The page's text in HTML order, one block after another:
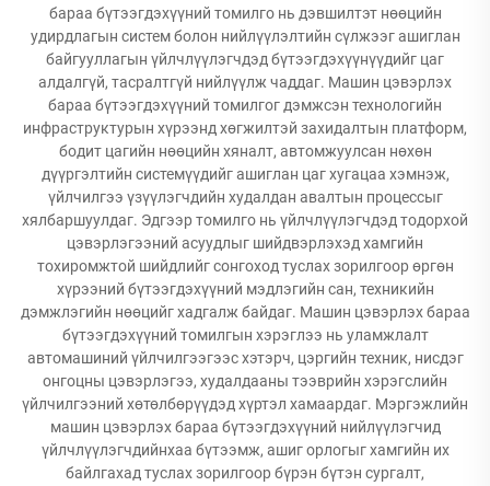
бараа бүтээгдэхүүний томилго нь дэвшилтэт нөөцийн
удирдлагын систем болон нийлүүлэлтийн сүлжээг ашиглан
байгууллагын үйлчлүүлэгчдэд бүтээгдэхүүнүүдийг цаг
алдалгүй, тасралтгүй нийлүүлж чаддаг. Машин цэвэрлэх
бараа бүтээгдэхүүний томилгог дэмжсэн технологийн
инфраструктурын хүрээнд хөгжилтэй захидалтын платформ,
бодит цагийн нөөцийн хяналт, автомжуулсан нөхөн
дүүргэлтийн системүүдийг ашиглан цаг хугацаа хэмнэж,
үйлчилгээ үзүүлэгчдийн худалдан авалтын процессыг
хялбаршуулдаг. Эдгээр томилго нь үйлчлүүлэгчдэд тодорхой
цэвэрлэгээний асуудлыг шийдвэрлэхэд хамгийн
тохиромжтой шийдлийг сонгоход туслах зорилгоор өргөн
хүрээний бүтээгдэхүүний мэдлэгийн сан, техникийн
дэмжлэгийн нөөцийг хадгалж байдаг. Машин цэвэрлэх бараа
бүтээгдэхүүний томилгын хэрэглээ нь уламжлалт
автомашиний үйлчилгээгээс хэтэрч, цэргийн техник, нисдэг
онгоцны цэвэрлэгээ, худалдааны тээврийн хэрэгслийн
үйлчилгээний хөтөлбөрүүдэд хүртэл хамаардаг. Мэргэжлийн
машин цэвэрлэх бараа бүтээгдэхүүний нийлүүлэгчид
үйлчлүүлэгчдийнхаа бүтээмж, ашиг орлогыг хамгийн их
байлгахад туслах зорилгоор бүрэн бүтэн сургалт,